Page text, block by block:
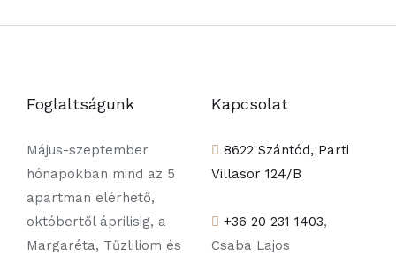
Foglaltságunk
Május-szeptember
hónapokban mind az 5
apartman elérhető,
októbertől áprilisig, a
Margaréta, Tűzliliom és
Kapcsolat
8622 Szántód, Parti
Villasor 124/B
+36 20 231 1403,
Csaba Lajos